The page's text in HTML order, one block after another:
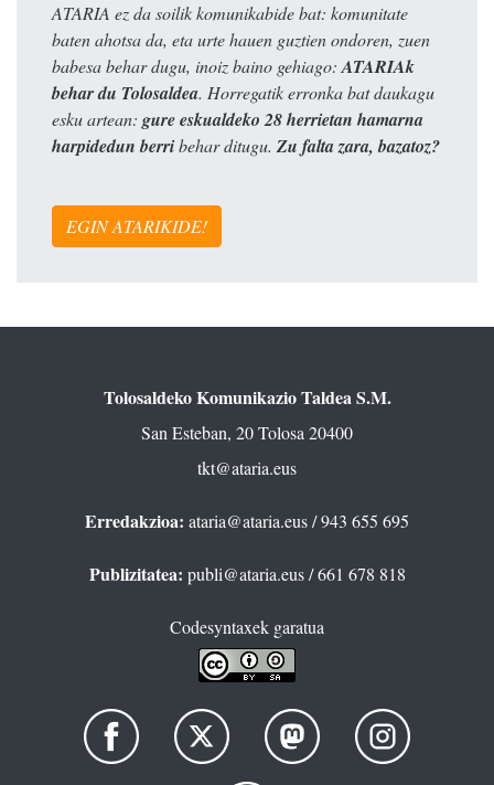
ATARIA ez da soilik komunikabide bat: komunitate
baten ahotsa da, eta urte hauen guztien ondoren, zuen
babesa behar dugu, inoiz baino gehiago:ATARIAk
behar du Tolosaldea. Horregatik erronka bat daukagu
esku artean: gure eskualdeko 28 herrietan hamarna
harpidedun berribehar ditugu. Zu falta zara, bazatoz?
EGIN ATARIKIDE!
Tolosaldeko Komunikazio Taldea S.M.
San Esteban, 20 Tolosa 20400
tkt@ataria.eus
Erredakzioa: ataria@ataria.eus/ 943 655 695
Publizitatea: publi@ataria.eus/ 661 678 818
Codesyntaxek garatua